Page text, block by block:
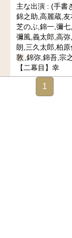
主な出演 : (手書
錦之助,高麗蔵,
芝のぶ,錦一,彌
彌風,義太郎,高
朗,三久太郎,柏
敦 ,錦弥,錦吾,宗
【二幕目】幸
1